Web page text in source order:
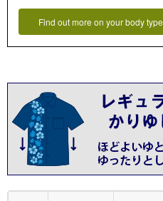
Find out more on your body type